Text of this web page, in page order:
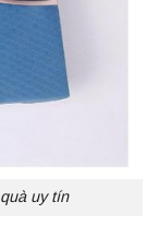
uy tín